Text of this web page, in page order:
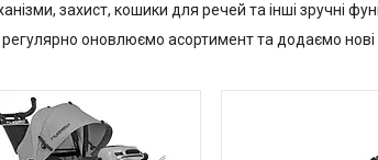
захист, кошики для речей та інші зручні
оновлюємо асортимент та додаємо